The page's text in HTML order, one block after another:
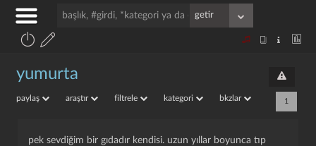
yumurta
paylaş araştır filtrele kategori bkzlar 1
pek sevdiğim bir gıdadır kendisi. uzun yıllar boyunca tıp